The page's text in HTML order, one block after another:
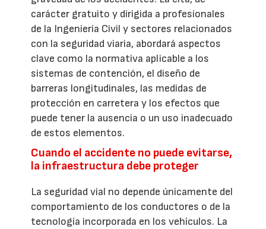
carácter gratuito y dirigida a profesionales
de la Ingeniería Civil y sectores relacionados
con la seguridad viaria, abordará aspectos
clave como la normativa aplicable a los
sistemas de contención, el diseño de
barreras longitudinales, las medidas de
protección en carretera y los efectos que
puede tener la ausencia o un uso inadecuado
de estos elementos.
Cuando el accidente no puede evitarse,
la infraestructura debe proteger
La seguridad vial no depende únicamente del
comportamiento de los conductores o de la
tecnología incorporada en los vehículos. La